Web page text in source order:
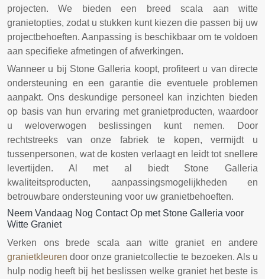
projecten. We bieden een breed scala aan witte
granietopties, zodat u stukken kunt kiezen die passen bij uw
projectbehoeften. Aanpassing is beschikbaar om te voldoen
aan specifieke afmetingen of afwerkingen.
Wanneer u bij Stone Galleria koopt, profiteert u van directe
ondersteuning en een garantie die eventuele problemen
aanpakt. Ons deskundige personeel kan inzichten bieden
op basis van hun ervaring met granietproducten, waardoor
u weloverwogen beslissingen kunt nemen. Door
rechtstreeks van onze fabriek te kopen, vermijdt u
tussenpersonen, wat de kosten verlaagt en leidt tot snellere
levertijden. Al met al biedt Stone Galleria
kwaliteitsproducten, aanpassingsmogelijkheden en
betrouwbare ondersteuning voor uw granietbehoeften.
Neem Vandaag Nog Contact Op met Stone Galleria voor
Witte Graniet
Verken ons brede scala aan witte graniet en andere
granietkleuren door onze granietcollectie te bezoeken. Als u
hulp nodig heeft bij het beslissen welke graniet het beste is